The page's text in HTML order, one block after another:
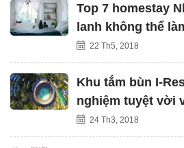
Top 7 homestay
lanh không thể
22 Th5, 2018
Khu tắm bùn I-
nghiệm tuyệt vời
24 Th3, 2018